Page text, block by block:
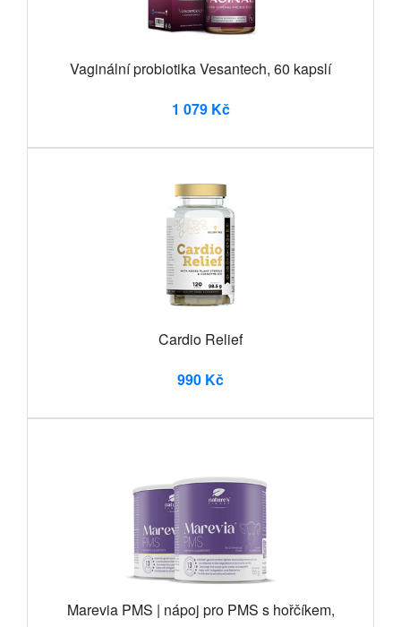
Vaginální probiotika Vesantech, 60 kapslí
1 079 Kč
Cardio Relief
990 Kč
Marevia PMS | nápoj pro PMS s hořčíkem,